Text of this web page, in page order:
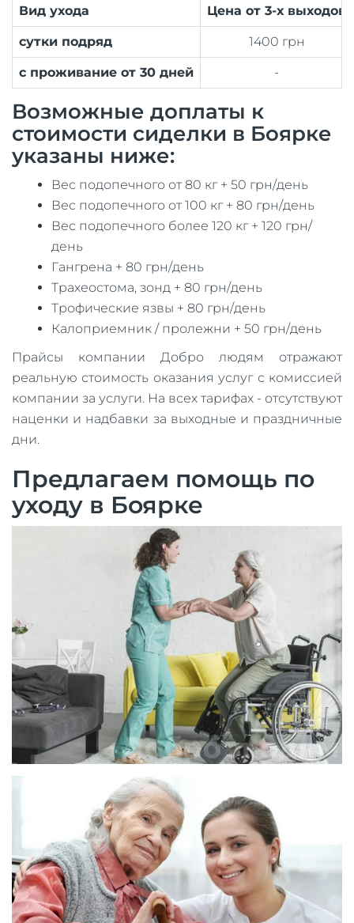
Вид ухода Цена от 3-х выходов
сутки подряд 1400 грн
с проживание от 30 дней -
Возможные доплаты к
стоимости сиделки в Боярке
указаны ниже:
Вес подопечного от 80 кг + 50 грн/день
Вес подопечного от 100 кг + 80 грн/день
Вес подопечного более 120 кг + 120 грн/
день
Гангрена + 80 грн/день
Трахеостома, зонд + 80 грн/день
Трофические язвы + 80 грн/день
Калоприемник / пролежни + 50 грн/день
Прайсы компании Добро людям отражают
реальную стоимость оказания услуг с комиссией
компании за услуги. На всех тарифах - отсутствуют
наценки и надбавки за выходные и праздничные
дни.
Предлагаем помощь по
уходу в Боярке